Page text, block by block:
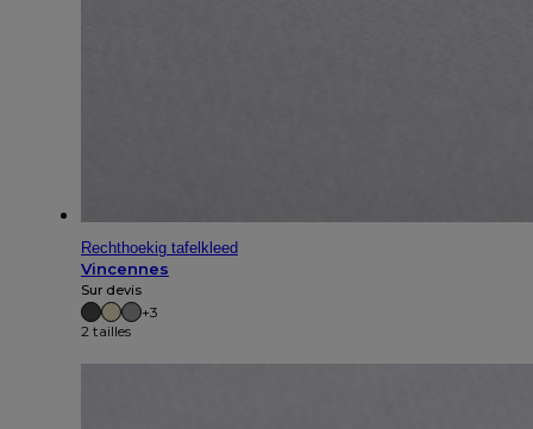
Rechthoekig tafelkleed
Vincennes
Sur devis
+3
2 tailles